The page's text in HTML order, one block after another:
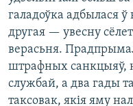
галадоўка адбылася ў
другая — увесну
верасьня.
штрафных санкцыяў,
службай, а два гады
таксовак, якія яму